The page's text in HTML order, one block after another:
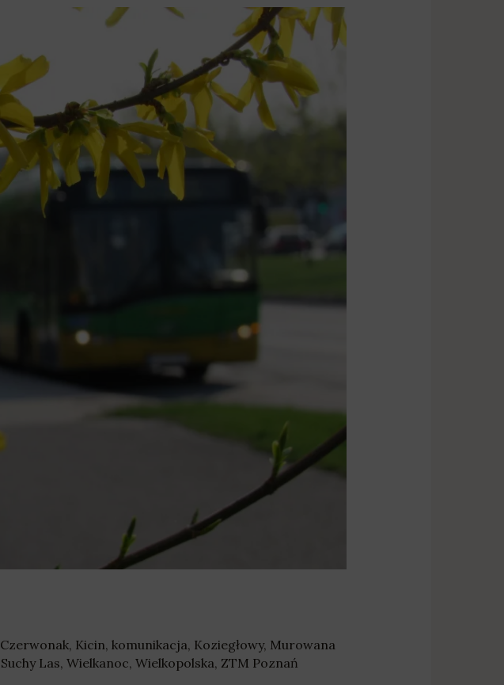
Czerwonak, Kicin, komunikacja, Koziegłowy, Murowana
Suchy Las, Wielkanoc, Wielkopolska, ZTM Poznań